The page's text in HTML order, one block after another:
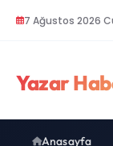
7 Ağustos 2026
Yazar
Anasayfa